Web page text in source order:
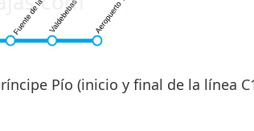
Pío (inicio y final de la línea